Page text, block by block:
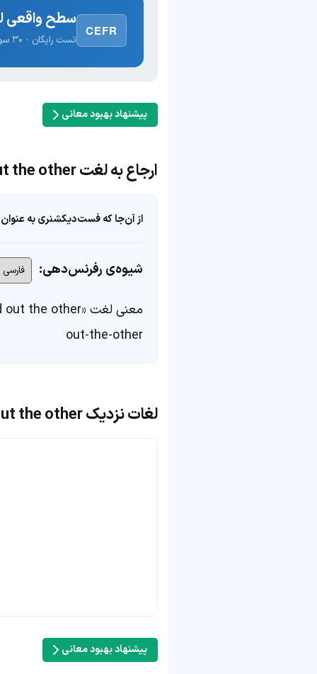
CEFR
سطح واقعی
تست رایگان · ۳۰ سوال · نتیجه فوری
پیشنهاد بهبود معانی
ارجاع به لغت in one ear and out the other
از آن‌جا که فست‌دیکشنری به
شیوه‌ی رفرنس‌دهی:
معنی لغت «in one ear and out the other» در
out-the-other
لغات نزدیک in one ear and out the other
پیشنهاد بهبود معانی